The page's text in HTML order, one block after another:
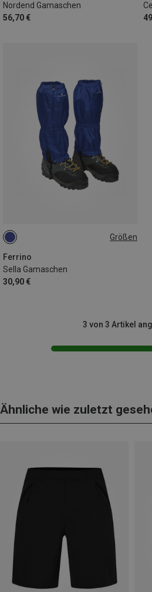
Nordend Gamaschen
56,70 €
Größen
Ferrino
Sella Gamaschen
30,90 €
ONE SIZE
3 von 3 Artikel
Ähnliche wie zuletzt